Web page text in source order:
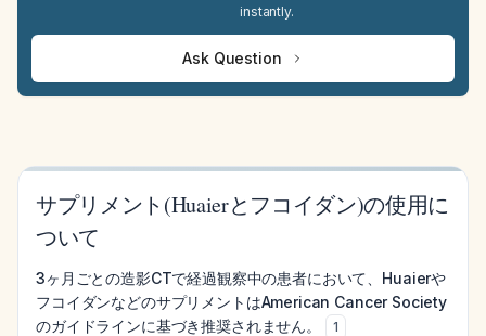
instantly.
Ask Question
サプリメント(Huaierとフコイダン)の使用に
ついて
3ヶ月ごとの造影CTで経過観察中の患者において、Huaierや
フコイダンなどのサプリメントはAmerican Cancer Society
のガイドラインに基づき推奨されません。
1